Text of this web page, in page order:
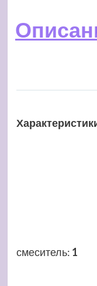
смеситель: 1